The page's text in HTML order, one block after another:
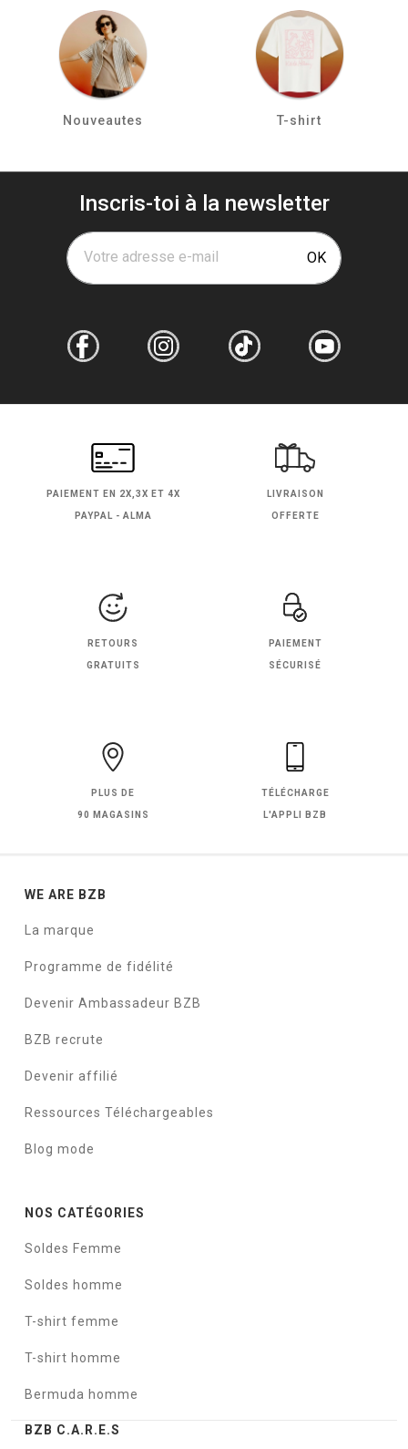
Nouveautes T-shirt
Inscris-toi à la newsletter
Votre adresse e-mail OK
PAIEMENT EN 2X,3X ET 4X
PAYPAL - ALMA
LIVRAISON
OFFERTE
RETOURS
GRATUITS
PAIEMENT
SÉCURISÉ
PLUS DE
90 MAGASINS
TÉLÉCHARGE
L'APPLI BZB
WE ARE BZB
La marque
Programme de fidélité
Devenir Ambassadeur BZB
BZB recrute
Devenir affilié
Ressources Téléchargeables
Blog mode
NOS CATÉGORIES
Soldes Femme
Soldes homme
T-shirt femme
T-shirt homme
Bermuda homme
BZB C.A.R.E.S